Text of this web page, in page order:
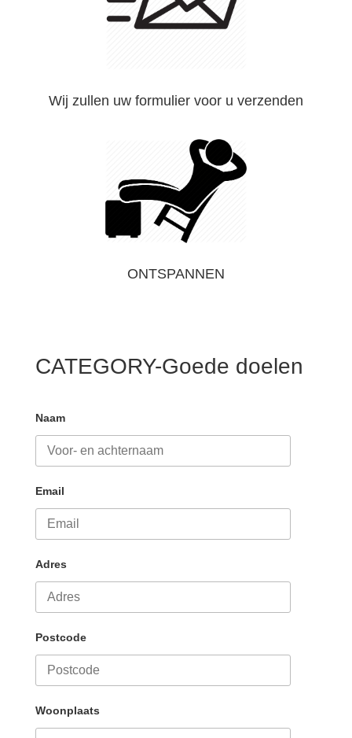
Wij zullen uw formulier voor u verzenden
ONTSPANNEN
CATEGORY-Goede doelen
Naam
Email
Adres
Postcode
Woonplaats